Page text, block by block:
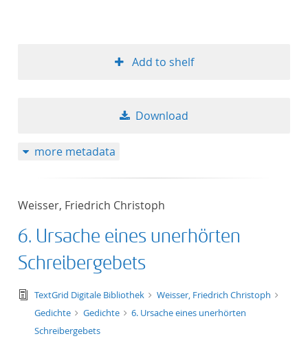
Add to shelf
Download
more metadata
Weisser, Friedrich Christoph
6. Ursache eines unerhörten
Schreibergebets
text/tg.edition+tg.aggregation+xml
TextGrid Digitale Bibliothek
Weisser, Friedrich Christoph
Gedichte
Gedichte
6. Ursache eines unerhörten
Schreibergebets